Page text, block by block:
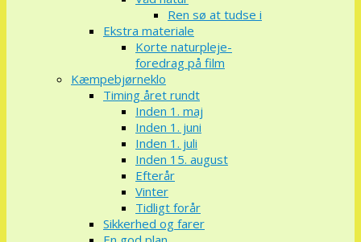
Ren sø at tudse i
Ekstra materiale
Korte naturpleje-
foredrag på film
Kæmpebjørneklo
Timing året rundt
Inden 1. maj
Inden 1. juni
Inden 1. juli
Inden 15. august
Efterår
Vinter
Tidligt forår
Sikkerhed og farer